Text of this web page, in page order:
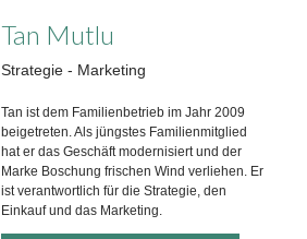
Tan Mutlu
Strategie - Marketing
Tan ist dem Familienbetrieb im Jahr 2009
beigetreten. Als jüngstes Familienmitglied
hat er das Geschäft modernisiert und der
Marke Boschung frischen Wind verliehen. Er
ist verantwortlich für die Strategie, den
Einkauf und das Marketing.